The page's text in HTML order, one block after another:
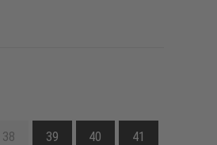
38 39 40 41